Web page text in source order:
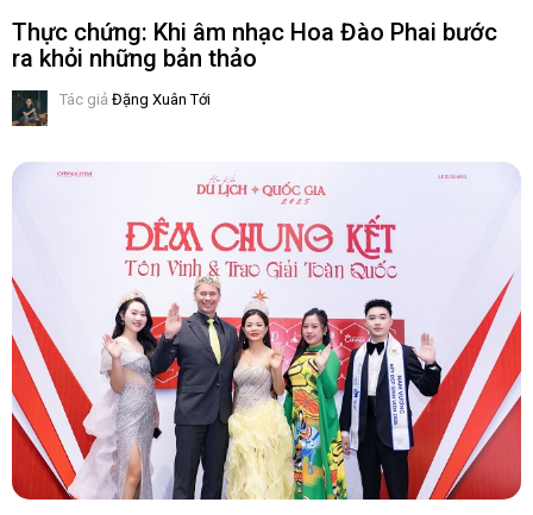
Thực chứng: Khi âm nhạc Hoa Đào Phai bước
ra khỏi những bản thảo
Tác giả Đặng Xuân Tới